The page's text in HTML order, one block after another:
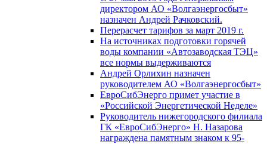
директором АО «Волгаэнергосбыт»
назначен Андрей Рачковский.
Перерасчет тарифов за март 2019 г.
На источниках подготовки горячей
воды компании «Автозаводская ТЭЦ»
все нормы выдерживаются
Андрей Орлихин назначен
руководителем АО «Волгаэнергосбыт»
ЕвроСибЭнерго примет участие в
«Российской Энергетической Неделе»
Руководитель нижегородского филиала
ГК «ЕвроСибЭнерго» Н. Назарова
награждена памятным знаком к 95-